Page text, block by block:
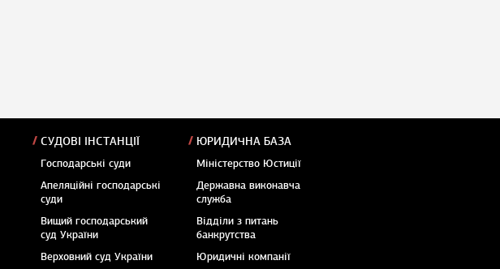
СУДОВІ ІНСТАНЦІЇ
Господарські суди
Апеляційні господарські
суди
Вищий господарський
суд України
Верховний суд України
ЮРИДИЧНА БАЗА
Міністерство Юстиції
Державна виконавча
служба
Відділи з питань
банкрутства
Юридичні компанії